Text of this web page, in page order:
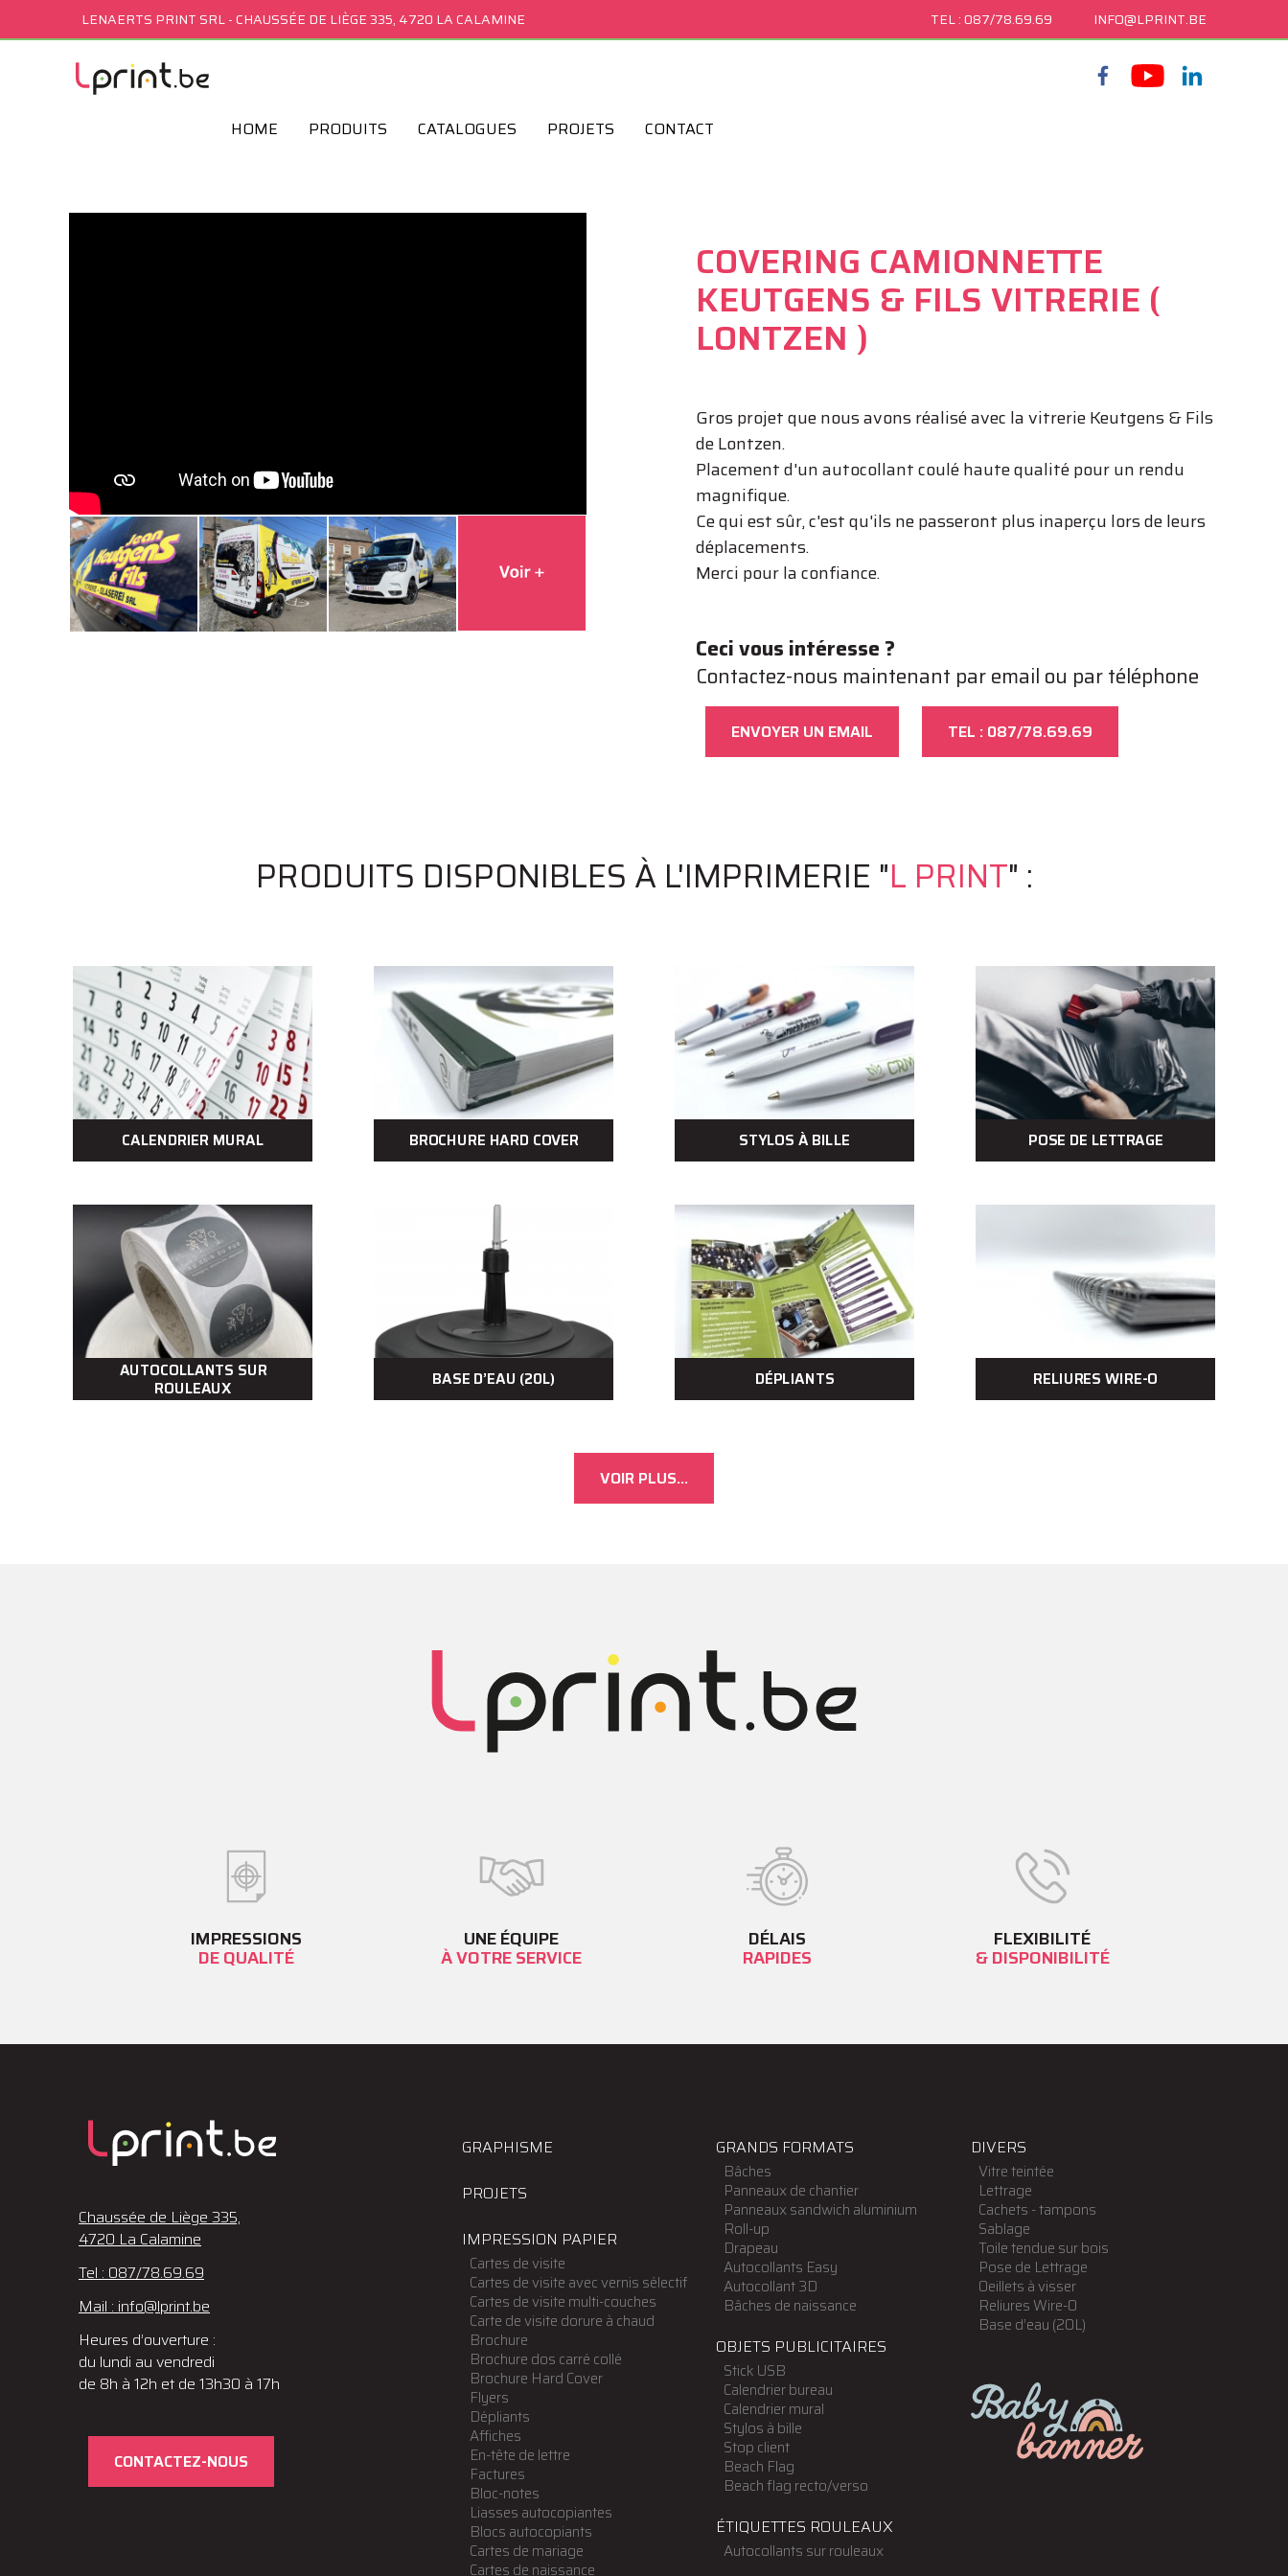
LENAERTS PRINT SRL -CHAUSSÉE DE LIÈGE 335, 4720 LA CALAMINE INFO@LPRINT.BE
TEL : 087/78.69.69
HOME PRODUITS CATALOGUES PROJETS CONTACT
COVERING CAMIONNETTE
KEUTGENS & FILS VITRERIE (
LONTZEN )
Gros projet que nous avons réalisé avec la vitrerie Keutgens & Fils
de Lontzen.
Placement d'un autocollant coulé haute qualité pour un rendu
magnifique.
Ce qui est sûr, c'est qu'ils ne passeront plus inaperçu lors de leurs
déplacements.
Merci pour la confiance.
Ceci vous intéresse ?
Contactez-nous maintenant par email ou par téléphone
ENVOYER UN EMAIL TEL : 087/78.69.69
PRODUITS DISPONIBLES À L'IMPRIMERIE "L PRINT" :
CALENDRIER MURAL BROCHURE HARD COVER STYLOS À BILLE POSE DE LETTRAGE
AUTOCOLLANTS SUR
ROULEAUX
BASE D’EAU (20L) DÉPLIANTS RELIURES WIRE-O
VOIR PLUS...
IMPRESSIONS
DE QUALITÉ
UNE ÉQUIPE
À VOTRE SERVICE
DÉLAIS
RAPIDES
FLEXIBILITÉ
& DISPONIBILITÉ
Chaussée de Liège 335,
4720 La Calamine
Tel : 087/78.69.69
Mail : info@lprint.be
Heures d’ouverture :
du lundi au vendredi
de 8h à 12h et de 13h30 à 17h
CONTACTEZ-NOUS
GRAPHISME
PROJETS
IMPRESSION PAPIER
Cartes de visite
Cartes de visite avec vernis sélectif
Cartes de visite multi-couches
Carte de visite dorure à chaud
Brochure
Brochure dos carré collé
Brochure Hard Cover
Flyers
Dépliants
Affiches
En-tête de lettre
Factures
Bloc-notes
Liasses autocopiantes
Blocs autocopiants
Cartes de mariage
Cartes de naissance
GRANDS FORMATS
Bâches
Panneaux de chantier
Panneaux sandwich aluminium
Roll-up
Drapeau
Autocollants Easy
Autocollant 3D
Bâches de naissance
OBJETS PUBLICITAIRES
Stick USB
Calendrier bureau
Calendrier mural
Stylos à bille
Stop client
Beach Flag
Beach flag recto/verso
ÉTIQUETTES ROULEAUX
Autocollants sur rouleaux
DIVERS
Vitre teintée
Lettrage
Cachets - tampons
Sablage
Toile tendue sur bois
Pose de Lettrage
Oeillets à visser
Reliures Wire-O
Base d’eau (20L)